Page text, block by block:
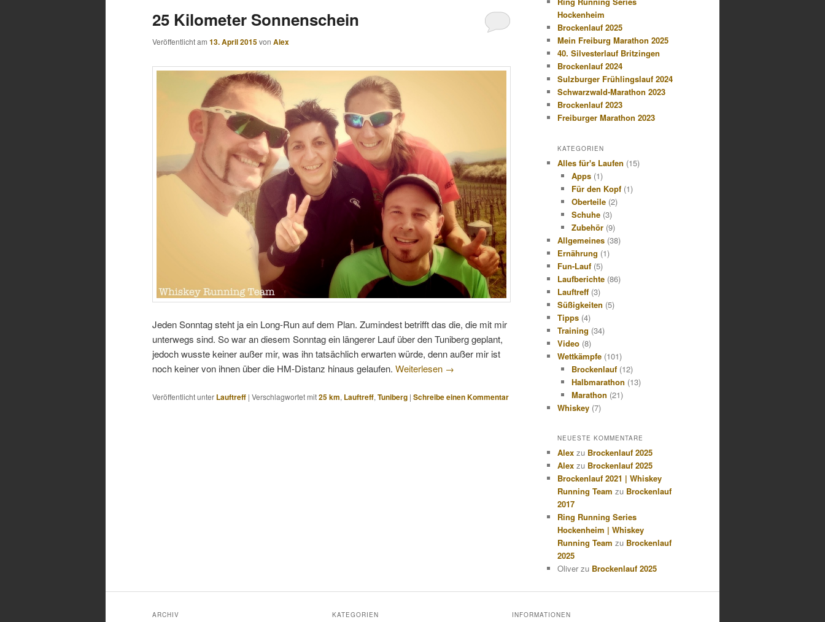
25 Kilometer Sonnenschein
Veröffentlicht am 13. April 2015von Alex
Jeden Sonntag steht ja ein Long-Run auf dem Plan. Zumindest betrifft das die, die mit mir
unterwegs sind. So war an diesem Sonntag ein längerer Lauf über den Tuniberg geplant,
jedoch wusste keiner außer mir, was ihn tatsächlich erwarten würde, denn außer mir ist
noch keiner von ihnen über die HM-Distanz hinaus gelaufen. Weiterlesen →
Veröffentlicht unter Lauftreff | Verschlagwortet mit25 km, Lauftreff, Tuniberg | Schreibe einen Kommentar
Hockenheim
Brockenlauf 2025
Mein Freiburg Marathon 2025
40. Silvesterlauf Britzingen
Brockenlauf 2024
Sulzburger Frühlingslauf 2024
Schwarzwald-Marathon 2023
Brockenlauf 2023
Freiburger Marathon 2023
KATEGORIEN
Alles für's Laufen (15)
Apps(1)
Für den Kopf(1)
Oberteile(2)
Schuhe(3)
Zubehör(9)
Allgemeines (38)
Ernährung (1)
Fun-Lauf (5)
Laufberichte (86)
Lauftreff (3)
Süßigkeiten (5)
Tipps (4)
Training (34)
Video (8)
Wettkämpfe (101)
Brockenlauf(12)
Halbmarathon (13)
Marathon (21)
Whiskey (7)
NEUESTE KOMMENTARE
Alex zu Brockenlauf 2025
Alex zu Brockenlauf 2025
Brockenlauf 2021 | Whiskey
Running Team zu Brockenlauf
2017
Ring Running Series
Hockenheim | Whiskey
Running Team zu Brockenlauf
2025
Oliver zu Brockenlauf 2025
ARCHIV KATEGORIEN INFORMATIONEN